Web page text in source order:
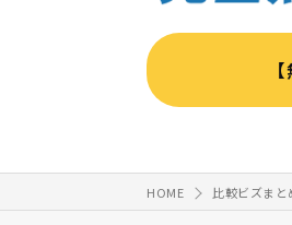
HOME 比較ビズまと